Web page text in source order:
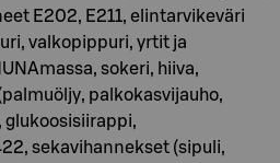
E202, E211, elintarvikeväri
valkopippuri, yrtit ja
sokeri, hiiva,
palkokasvijauho,
glukoosisiirappi,
sekavihannekset (sipuli,